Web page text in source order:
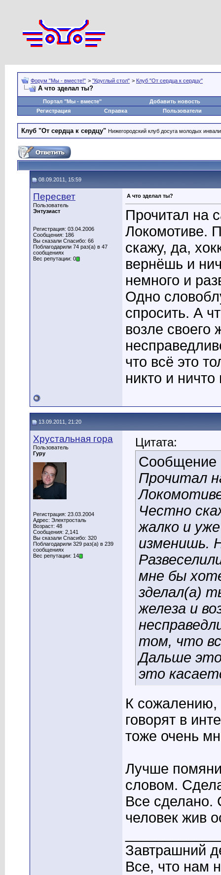
Форум "Мы - вместе!" > "Круглый стол" > Клуб "От сердца к сердцу"
А что зделал ты?
Портал "Мы - вместе"
Добавить новость
Регистрация
Справка Пользователи
Клуб "От сердца к сердцу" Нижегородский клуб досуга молодых
08.09.2011, 15:59
Пересвет
Пользователь
Энтузиаст
Регистрация: 03.04.2006
Сообщения: 186
Вы сказали Спасибо: 66
Поблагодарили 74 раз(а) в 47
сообщениях
Вес репутации: 0
А что зделал ты?
Прочитал на
Локомотиве.
скажу, да,
вернёшь и
немного и
Одно
спросить. А
возле своего
что всё это
никто и
13.09.2011, 21:20
Хрустальная гора
Пользователь
Гуру
Регистрация: 23.03.2004
Адрес: Электросталь
Возраст: 48
Сообщения: 2,141
Вы сказали Спасибо: 320
Поблагодарили 329 раз(а) в 239
сообщениях
Вес репутации: 14
Цитата:
Сообщение
Прочитал
Честно
жалко и
изменишь.
мне бы
зделал(а)
железа и
том, что
Дальше
это
К сожалению,
говорят в
тоже очень
Лучше
словом.
Все сделано.
человек жив
Завтрашний
Все, что нам